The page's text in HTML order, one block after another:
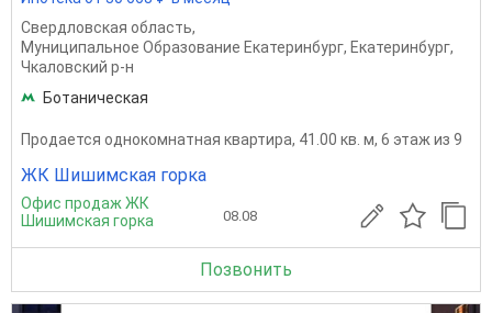
Свердловская область,
Муниципальное Образование Екатеринбург, Екатеринбург,
Чкаловский р-н
Ботаническая
Продается однокомнатная квартира, 41.00 кв. м, 6 этаж из 9
ЖК Шишимская горка
Офис продаж ЖК
Шишимская горка
08.08
Позвонить